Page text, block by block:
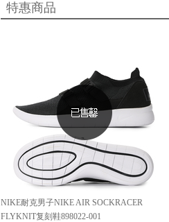
特惠商品
NIKE耐克男子NIKE AIR SOCKRACER
FLYKNIT复刻鞋898022-001